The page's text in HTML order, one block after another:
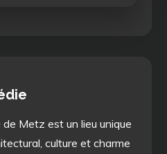
Metz est un lieu unique
culture et charme